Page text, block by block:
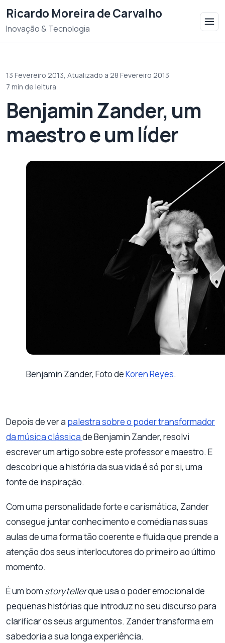
Ricardo Moreira de Carvalho
Inovação & Tecnologia
13 Fevereiro 2013, Atualizado a 28 Fevereiro 2013
7 min de leitura
Benjamin Zander, um
maestro e um líder
Benjamin Zander, Foto deKoren Reyes.
Depois de ver a palestra sobre o poder transformador
da música clássicade Benjamin Zander, resolvi
escrever um artigo sobre este professor e maestro. E
descobri que a história da sua vida é só por si, uma
fonte de inspiração.
Com uma personalidade forte e carismática, Zander
consegue juntar conhecimento e comédia nas suas
aulas de uma forma tão coerente e fluída que prende a
atenção dos seus interlocutores do primeiro ao último
momento.
É um bom storytellerque usa o poder emocional de
pequenas histórias que introduz no seu discurso para
clarificar os seus argumentos. Zander transforma em
sabedoria a sua longa experiência.